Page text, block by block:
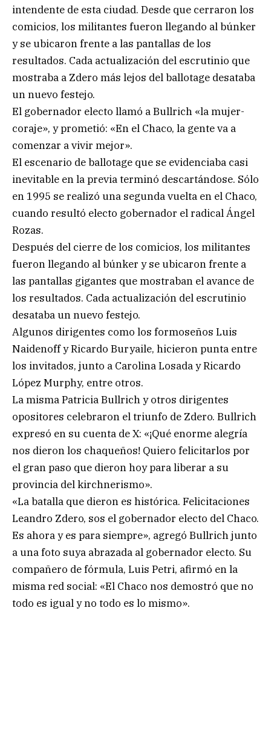
intendente de esta ciudad. Desde que cerraron los
comicios, los militantes fueron llegando al búnker
y se ubicaron frente a las pantallas de los
resultados. Cada actualización del escrutinio que
mostraba a Zdero más lejos del ballotage desataba
un nuevo festejo.
El gobernador electo llamó a Bullrich «la mujer-
coraje», y prometió: «En el Chaco, la gente va a
comenzar a vivir mejor».
El escenario de ballotage que se evidenciaba casi
inevitable en la previa terminó descartándose. Sólo
en 1995 se realizó una segunda vuelta en el Chaco,
cuando resultó electo gobernador el radical Ángel
Rozas.
Después del cierre de los comicios, los militantes
fueron llegando al búnker y se ubicaron frente a
las pantallas gigantes que mostraban el avance de
los resultados. Cada actualización del escrutinio
desataba un nuevo festejo.
Algunos dirigentes como los formoseños Luis
Naidenoff y Ricardo Buryaile, hicieron punta entre
los invitados, junto a Carolina Losada y Ricardo
López Murphy, entre otros.
La misma Patricia Bullrich y otros dirigentes
opositores celebraron el triunfo de Zdero. Bullrich
expresó en su cuenta de X: «¡Qué enorme alegría
nos dieron los chaqueños! Quiero felicitarlos por
el gran paso que dieron hoy para liberar a su
provincia del kirchnerismo».
«La batalla que dieron es histórica. Felicitaciones
Leandro Zdero, sos el gobernador electo del Chaco.
Es ahora y es para siempre», agregó Bullrich junto
a una foto suya abrazada al gobernador electo. Su
compañero de fórmula, Luis Petri, afirmó en la
misma red social: «El Chaco nos demostró que no
todo es igual y no todo es lo mismo».